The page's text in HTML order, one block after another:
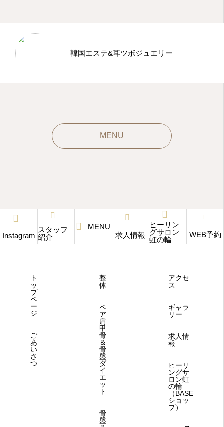
韓国エステ&耳ツボジュエリー
MENU
Instagram
スタッフ
紹介
MENU
求人情報
ヒーリン
グサロン
虹の輪
WEB予約
ト
ッ
プ
ペ
ー
ジ
ご
あ
い
さ
つ
整
体
ペ
ア
肩
甲
骨
＆
骨
盤
ダ
イ
エ
ッ
ト
骨
盤
アクセ
ス
ギャラ
リー
求人情
報
ヒーリ
ングサ
ロン虹
の輪
（BASE
ショッ
プ）